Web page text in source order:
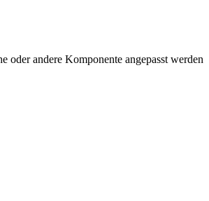
oder andere Komponente angepasst werden